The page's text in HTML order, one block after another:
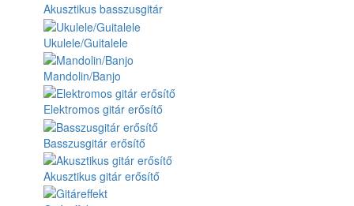
Akusztikus basszusgitár
Ukulele/Guitalele
Mandolin/Banjo
Elektromos gitár erősítő
Basszusgitár erősítő
Akusztikus gitár erősítő